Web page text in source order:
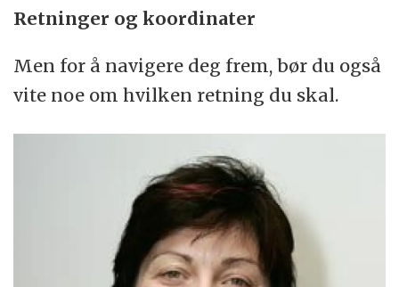
Retninger og koordinater
Men for å navigere deg frem, bør du også
vite noe om hvilken retning du skal.